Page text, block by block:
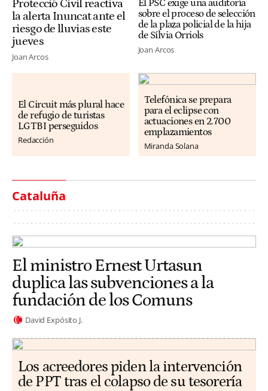
Protecció Civil reactiva
la alerta Inuncat ante el
riesgo de lluvias este
jueves
Joan Arcos
El PSC exige una auditoría
sobre el proceso de selección
de la plaza policial de la hija
de Sílvia Orriols
Joan Arcos
El Circuit más plural hace
de refugio de turistas
LGTBI perseguidos
Redacción
Telefónica se prepara
para el eclipse con
actuaciones en 2.700
emplazamientos
Miranda Solana
Cataluña
El ministro Ernest Urtasun
duplica las subvenciones a la
fundación de los Comuns
David Expósito J.
Los acreedores piden la intervención
de PPT tras el colapso de su tesorería